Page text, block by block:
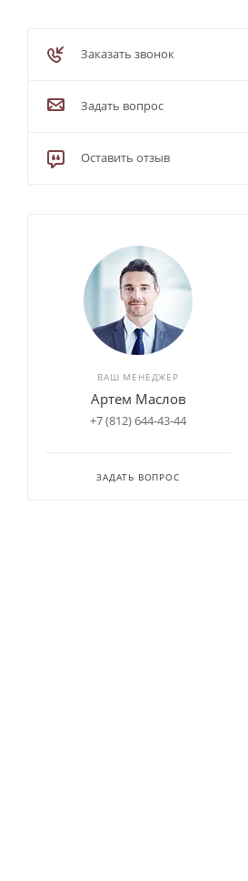
Заказать звонок
Задать вопрос
Оставить отзыв
ВАШ МЕНЕДЖЕР
Артем Маслов
+7 (812) 644-43-44
ЗАДАТЬ ВОПРОС